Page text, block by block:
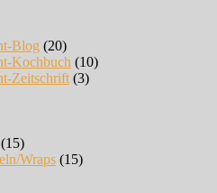
Blog (20)
Kochbuch (10)
Zeitschrift (3)
(15)
Wraps (15)